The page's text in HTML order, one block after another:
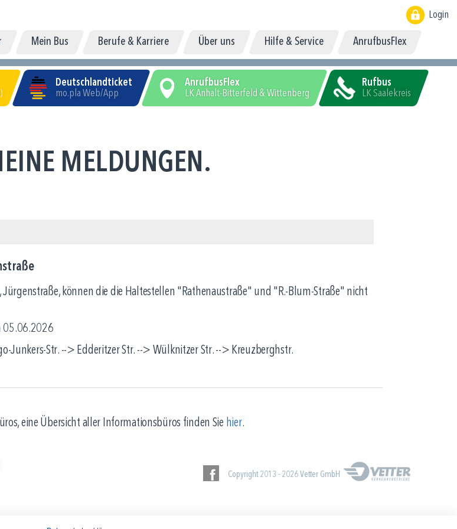
Login
Mein Bus Berufe & Karriere Über uns Hilfe & Service AnrufbusFlex
Deutschlandticket
mo.pla Web/App
AnrufbusFlex
LK Anhalt-Bitterfeld & Wittenberg
Rufbus
LK Saalekreis
MELDUNGEN.
können die die Haltestellen "Rathenaustraße" und "R.-Blum-Straße" nicht
05.06.2026
Str. --> Edderitzer Str. --> Wülknitzer Str. --> Kreuzberghstr.
eine Übersicht aller Informationsbüros finden Sie hier.
Copyright 2013 - 2026 Vetter GmbH